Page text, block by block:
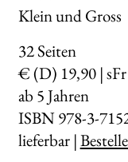
Klein und Gross
32Seiten
€ (D) 19,90 |
ab 5 Jahren
ISBN 978-3-
lieferbar |